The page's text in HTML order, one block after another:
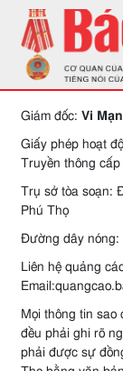
Giám đốc: Vi
Giấy phép hoạt
Truyền thông
Trụ sở tòa soạn:
Phú Thọ
Đường dây nóng:
Liên hệ quảng
Mọi thông tin
đều phải ghi rõ
phải được sự